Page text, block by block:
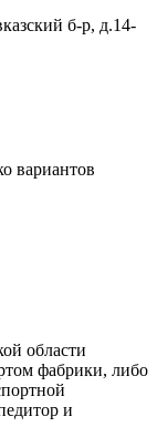
б-р, д.14-
вариантов
области
фабрики, либо
и